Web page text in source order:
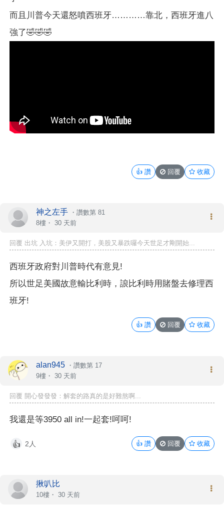
而且川普今天還怒噴西班牙…………靠北，西班牙進八
強了🤣🤣🤣
👍 讚 回覆 收藏
神之左手 ・ 讚數第 81
8樓・ 30 天前
回覆 出坑 入坑：美伊又開打，美股又暴跌囉今天世足才剛開始...
西班牙政府對川普時代有意見!
所以世足美國故意輸比利時，誏比利時用賭盤去修理西
班牙!
👍 讚 回覆 收藏
alan945 ・ 讚數第 17
9樓・ 30 天前
回覆 開心發發發：解套的路真的是好難熬啊...
我還是等3950 all in!一起套!呵呵!
👍 2人 👍 讚 回覆 收藏
揪叭比
10樓・ 30 天前